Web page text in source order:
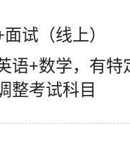
试（线上）
语+数学，有特
整考试科目